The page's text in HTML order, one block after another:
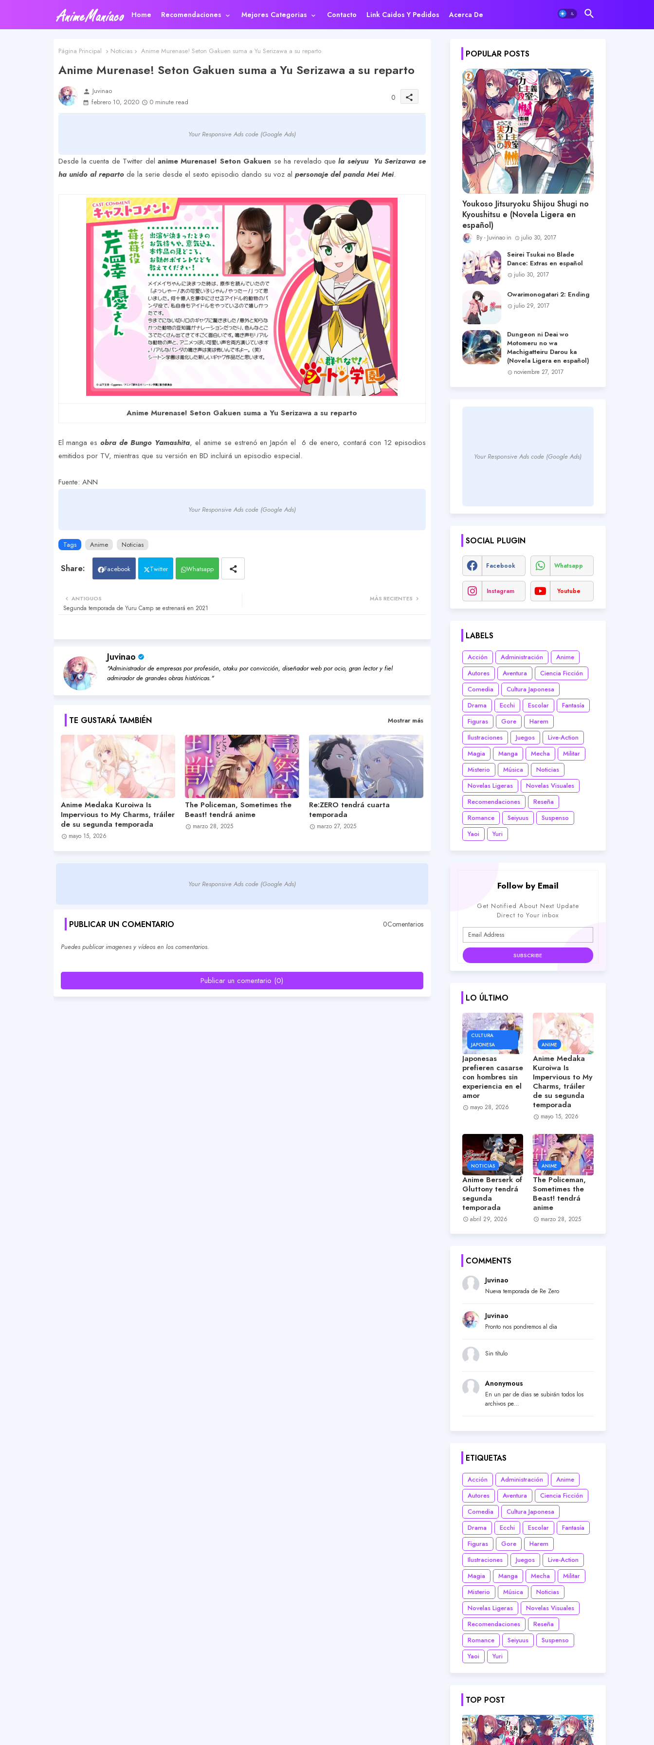
Home Recomendaciones Mejores Categorias Contacto Link Caidos Y Pedidos Acerca De
Página Principal Noticias Anime Murenase! Seton Gakuen suma a Yu Serizawa a su reparto
Anime Murenase! Seton Gakuen suma a Yu Serizawa a su reparto
person Juvinao
febrero 10, 2020
0 minute read 0 share
Your Responsive Ads code (Google Ads)
Desde la cuenta de Twitter delanime Murenase! Seton Gakuen se ha revelado quela seiyuu Yu Serizawa se
ha unido al repartode la serie desde el sexto episodio dando su voz al personaje del panda Mei Mei.
Anime Murenase! Seton Gakuen suma a Yu Serizawa a su reparto
El manga esobra de Bungo Yamashita, el anime se estrenó en Japón el 6 de enero, contará con 12 episodios
emitidos por TV, mientras que su versión en BD incluirá un episodio especial.
Fuente: ANN
Your Responsive Ads code (Google Ads)
Tags Anime Noticias
Facebook Twitter Whatsapp
MÁS RECIENTES
ANTIGUOS
Segunda temporada de Yuru Camp se estrenará en 2021
Juvinao
"Administrador de empresas por profesión, otaku por convicción, diseñador web por ocio, gran lector y fiel
admirador de grandes obras históricas."
TE GUSTARÁ TAMBIÉN Mostrar más
Anime Medaka Kuroiwa Is
Impervious to My Charms, tráiler
de su segunda temporada
mayo 15, 2026
The Policeman, Sometimes the
Beast! tendrá anime
marzo 28, 2025
Re:ZERO tendrá cuarta
temporada
marzo 27, 2025
Your Responsive Ads code (Google Ads)
PUBLICAR UN COMENTARIO 0Comentarios
Puedes publicar imagenes y vídeos en los comentarios.
Publicar un comentario (0)
POPULAR POSTS
Youkoso Jitsuryoku Shijou Shugi no
Kyoushitsu e (Novela Ligera en
español)
Juvinao julio 30, 2017
Seirei Tsukai no Blade
Dance: Extras en español
julio 30, 2017
Owarimonogatari 2: Ending
julio 29, 2017
Dungeon ni Deai wo
Motomeru no wa
Machigatteiru Darou ka
(Novela Ligera en español)
noviembre 27, 2017
Your Responsive Ads code (Google Ads)
SOCIAL PLUGIN
Facebook Whatsapp
Instagram Youtube
LABELS
Acción Administración
Anime
Autores
Aventura
Ciencia Ficción
Comedia
Cultura Japonesa
Drama
Ecchi Escolar
Fantasía
Figuras
Gore
Harem
Ilustraciones
Juegos
Live-Action
Magia
Manga Mecha
Militar
Misterio
Música
Noticias
Novelas Ligeras
Novelas Visuales
Recomendaciones
Reseña
Romance
Seiyuus
Suspenso
Yaoi
Yuri
Follow by Email
Get Notified About Next Update
Direct to Your inbox
LO ÚLTIMO
CULTURA
JAPONESA
Japonesas
prefieren casarse
con hombres sin
experiencia en el
amor
mayo 28, 2026
ANIME
Anime Medaka
Kuroiwa Is
Impervious to My
Charms, tráiler
de su segunda
temporada
mayo 15, 2026
NOTICIAS
Anime Berserk of
Gluttony tendrá
segunda
temporada
abril 29, 2026
ANIME
The Policeman,
Sometimes the
Beast! tendrá
anime
marzo 28, 2025
COMMENTS
Juvinao
Nueva temporada de Re Zero
Juvinao
Pronto nos pondremos al dia
Sin título
Anonymous
En un par de dias se subirán todos los
archivos pe...
ETIQUETAS
Acción Administración
Anime
Autores
Aventura
Ciencia Ficción
Comedia
Cultura Japonesa
Drama
Ecchi Escolar
Fantasía
Figuras
Gore
Harem
Ilustraciones
Juegos
Live-Action
Magia
Manga Mecha
Militar
Misterio
Música
Noticias
Novelas Ligeras
Novelas Visuales
Recomendaciones
Reseña
Romance
Seiyuus
Suspenso
Yaoi
Yuri
TOP POST